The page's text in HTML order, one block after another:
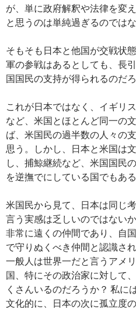
が、単に政府解釈や法律を変
と思うのは単純過ぎるのでは
そもそも日本と他国が交戦状
軍の参戦はあるとしても、長
国国民の支持が得られるのだ
これが日本ではなく、イギリ
など、米国とほとんど同一の
ば、米国民の過半数の人々の
思う。しかし、日本と米国は
し、捕鯨継続など、米国国民
を逆撫でにしている国でもある
米国民から見て、日本は同じ
言う実感は乏しいのではない
非常に遠くの仲間であり、自
で守りぬくべき仲間と認識さ
一般人は世界一だと言うアメ
国、特にその政治家に対して
くさんいるのだろうか？ 私に
文化的に、日本の次に孤立度